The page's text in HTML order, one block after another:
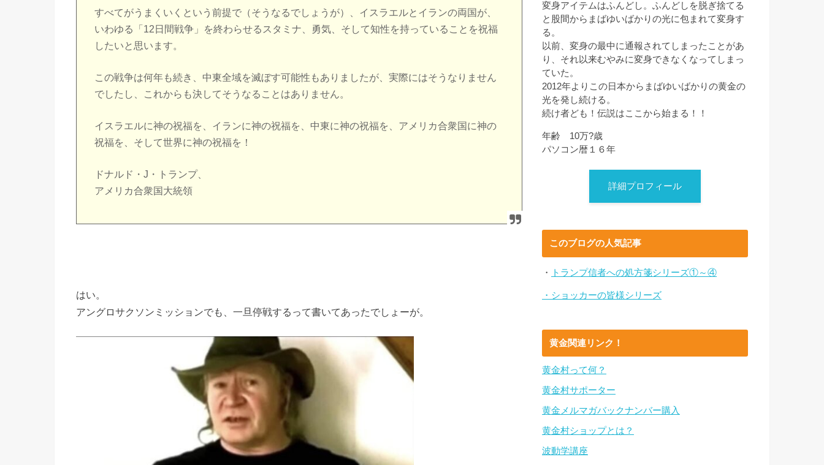
すべてがうまくいくという前提で（そうなるでしょうが）、イスラエルとイランの両国が、
いわゆる「12日間戦争」を終わらせるスタミナ、勇気、そして知性を持っていることを祝福
したいと思います。
この戦争は何年も続き、中東全域を滅ぼす可能性もありましたが、実際にはそうなりません
でしたし、これからも決してそうなることはありません。
イスラエルに神の祝福を、イランに神の祝福を、中東に神の祝福を、アメリカ合衆国に神の
祝福を、そして世界に神の祝福を！
ドナルド・J・トランプ、
アメリカ合衆国大統領
はい。
アングロサクソンミッションでも、一旦停戦するって書いてあったでしょーが。
変身アイテムはふんどし。ふんどしを脱ぎ捨てる
と股間からまばゆいばかりの光に包まれて変身す
る。
以前、変身の最中に通報されてしまったことがあ
り、それ以来むやみに変身できなくなってしまっ
ていた。
2012年よりこの日本からまばゆいばかりの黄金の
光を発し続ける。
続け者ども！伝説はここから始まる！！
年齢 10万?歳
パソコン暦１６年
詳細プロフィール
このブログの人気記事
・ トランプ信者への処方箋シリーズ①～④
・ショッカーの皆様シリーズ
黄金関連リンク！
黄金村って何？
黄金村サポーター
黄金メルマガバックナンバー購入
黄金村ショップとは？
波動学講座